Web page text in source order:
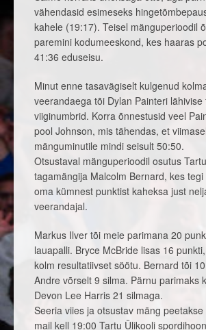
vähendasid esimeseks
kahele (19:17). Teisel mänguperioodil
paremini kodumeeskond, kes haaras
41:36 eduseisu.
Minut enne tasavägiselt kulgenud
veerandaega tõi Dylan Painteri
viiginumbrid. Korra õnnestusid veel
pool Johnson, mis tähendas, et
mänguminutile mindi seisult 50:50.
Otsustaval mänguperioodil osutus
tagamängija Malcolm Bernard, kes
oma kümnest punktist kaheksa just
veerandajal.
Markus Ilver tõi meie parimana 20
lauapalli. Bryce McBride lisas 16
kolm resultatiivset söötu. Bernard tõi
Andre võrselt 9 silma. Pärnu parimaks
Devon Lee Harris 21 silmaga.
Seeria viies ja otsustav mäng
mail kell 19:00 Tartu Ülikooli